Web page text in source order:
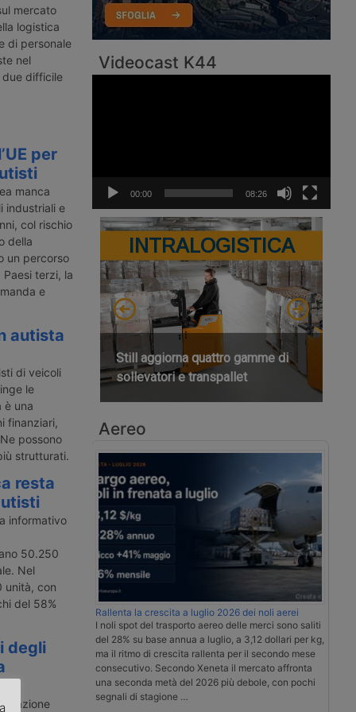
mercato
logistica
di personale
nel
due difficile
per
manca
industriali e
col rischio
della
un percorso
Paesi terzi, la
e
autista
di veicoli
le
è una
finanziari,
possono
strutturati.
resta
informativo
50.250
Nel
unità, con
del 58%
degli
Videocast K44
00:00 08:26
INTRALOGISTICA
Still aggiorna quattro gamme di
sollevatori e transpallet
Aereo
Rallenta la crescita a luglio 2026 dei noli aerei
I noli spot del trasporto aereo delle merci sono saliti
del 28% su base annua a luglio, a 3,12 dollari per kg,
ma il ritmo di crescita rallenta per il secondo mese
consecutivo. Secondo Xeneta il mercato affronta
una seconda metà del 2026 più debole, con pochi
segnali di stagione …